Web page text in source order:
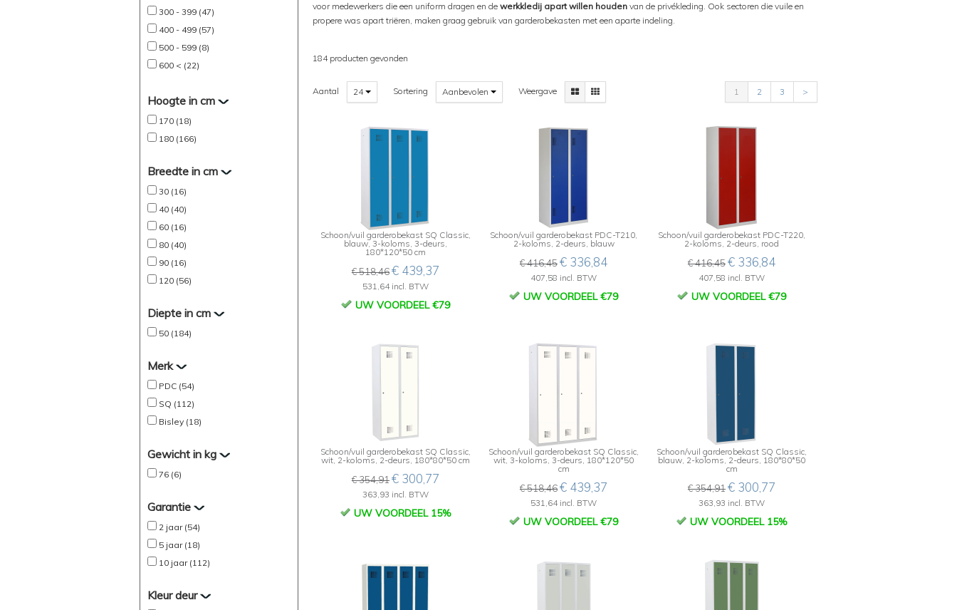
300 - 399 (47)
400 - 499 (57)
500 - 599 (8)
600 < (22)
Hoogte in cm
170 (18)
180 (166)
Breedte in cm
30 (16)
40 (40)
60 (16)
80 (40)
90 (16)
120 (56)
Diepte in cm
50 (184)
Merk
PDC (54)
SQ (112)
Bisley (18)
Gewicht in kg
76 (6)
Garantie
2 jaar (54)
5 jaar (18)
10 jaar (112)
Kleur deur
voor medewerkers die een uniform dragen en de werkkledij apart willen houden van de privékleding. Ook sectoren die vuile en
propere was apart triëren, maken graag gebruik van garderobekasten met een aparte indeling.
184 producten gevonden
Aantal 24 Sortering Aanbevolen Weergave 1 2 3 >
Schoon/vuil garderobekast SQ Classic,
blauw, 3-koloms, 3-deurs,
180*120*50 cm
€ 518,46€ 439,37
531,64 incl. BTW
UW VOORDEEL €79
Schoon/vuil garderobekast PDC-T210,
2-koloms, 2-deurs, blauw
€ 416,45€ 336,84
407,58 incl. BTW
UW VOORDEEL €79
Schoon/vuil garderobekast PDC-T220,
2-koloms, 2-deurs, rood
€ 416,45€ 336,84
407,58 incl. BTW
UW VOORDEEL €79
Schoon/vuil garderobekast SQ Classic,
wit, 2-koloms, 2-deurs, 180*80*50 cm
€ 354,91€ 300,77
363,93 incl. BTW
UW VOORDEEL 15%
Schoon/vuil garderobekast SQ Classic,
wit, 3-koloms, 3-deurs, 180*120*50
cm
€ 518,46€ 439,37
531,64 incl. BTW
UW VOORDEEL €79
Schoon/vuil garderobekast SQ Classic,
blauw, 2-koloms, 2-deurs, 180*80*50
cm
€ 354,91€ 300,77
363,93 incl. BTW
UW VOORDEEL 15%